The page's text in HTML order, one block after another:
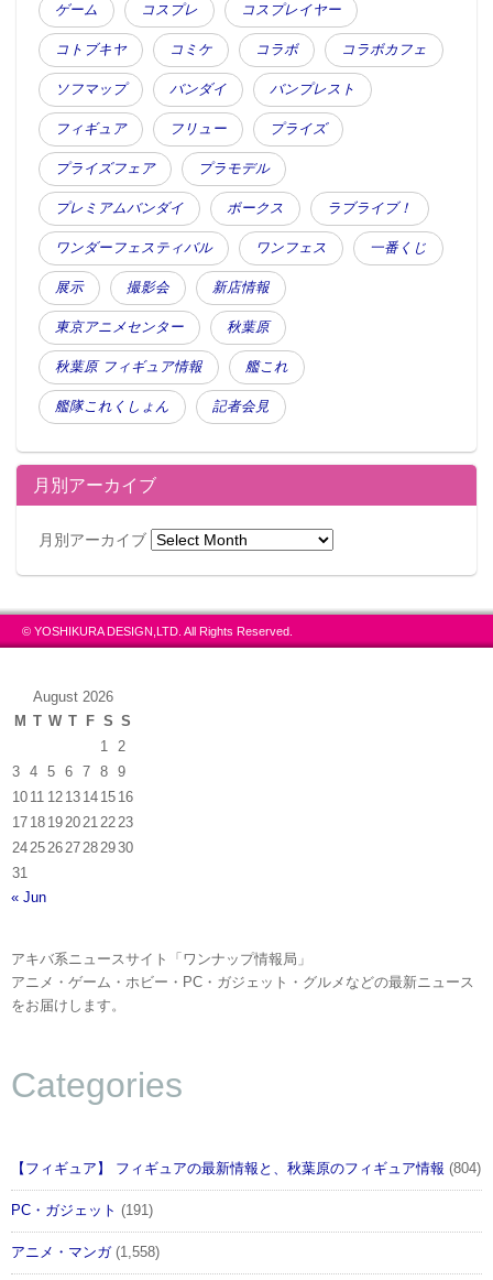
ゲーム コスプレ コスプレイヤー
コトブキヤ コミケ コラボ コラボカフェ
ソフマップ バンダイ バンプレスト
フィギュア フリュー プライズ
プライズフェア プラモデル
プレミアムバンダイ ボークス ラブライブ！
ワンダーフェスティバル ワンフェス 一番くじ
展示 撮影会 新店情報
東京アニメセンター 秋葉原
秋葉原 フィギュア情報 艦これ
艦隊これくしょん 記者会見
月別アーカイブ
月別アーカイブ
© YOSHIKURA DESIGN,LTD. All Rights Reserved.
August 2026
M T W T F S S
1
2
3
4 5 6 7 8
9
10 11 12 13 14 15 16
17 18 1920212223
24252627282930
31
« Jun
アキバ系ニュースサイト「ワンナップ情報局」
アニメ・ゲーム・ホビー・PC・ガジェット・グルメなどの最新ニュース
をお届けします。
Categories
【フィギュア】 フィギュアの最新情報と、秋葉原のフィギュア情報 (804)
PC・ガジェット (191)
アニメ・マンガ(1,558)